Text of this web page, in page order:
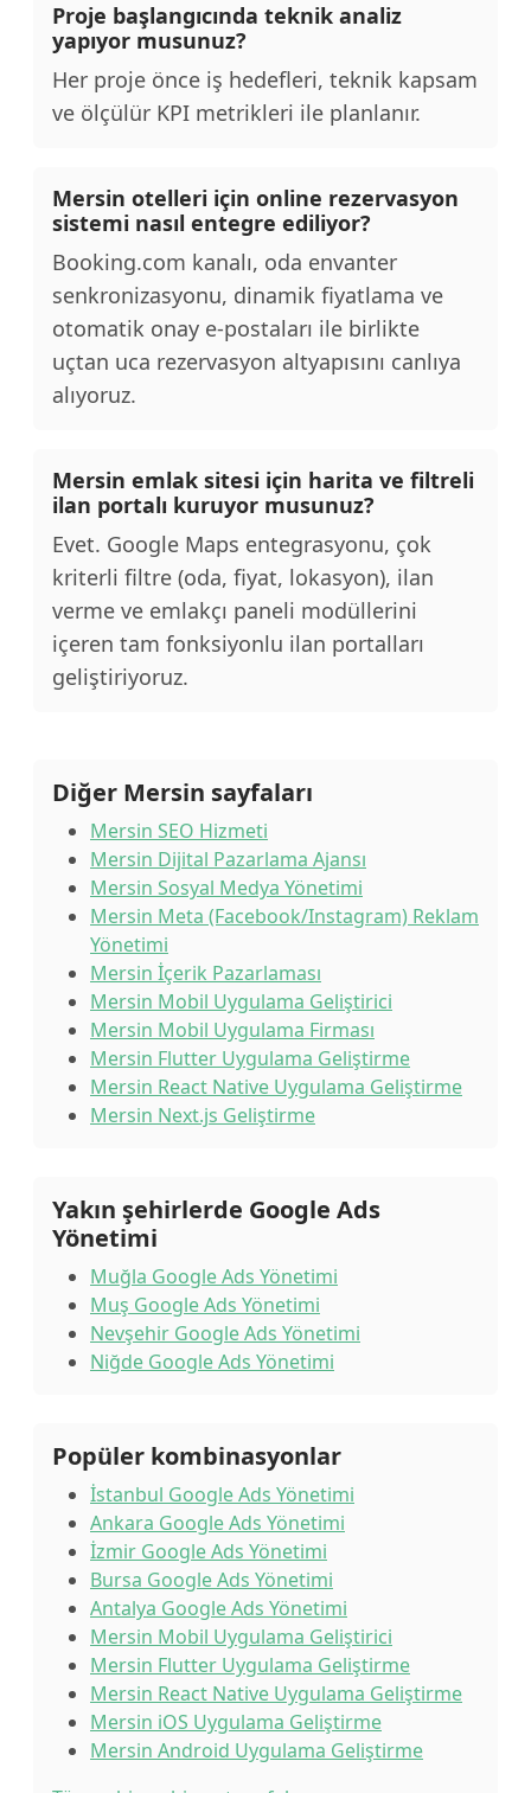
Proje başlangıcında teknik analiz
yapıyor musunuz?
Her proje önce iş hedefleri, teknik kapsam
ve ölçülür KPI metrikleri ile planlanır.
Mersin otelleri için online rezervasyon
sistemi nasıl entegre ediliyor?
Booking.com kanalı, oda envanter
senkronizasyonu, dinamik fiyatlama ve
otomatik onay e-postaları ile birlikte
uçtan uca rezervasyon altyapısını canlıya
alıyoruz.
Mersin emlak sitesi için harita ve filtreli
ilan portalı kuruyor musunuz?
Evet. Google Maps entegrasyonu, çok
kriterli filtre (oda, fiyat, lokasyon), ilan
verme ve emlakçı paneli modüllerini
içeren tam fonksiyonlu ilan portalları
geliştiriyoruz.
Diğer Mersin sayfaları
Mersin SEO Hizmeti
Mersin Dijital Pazarlama Ajansı
Mersin Sosyal Medya Yönetimi
Mersin Meta (Facebook/Instagram) Reklam
Yönetimi
Mersin İçerik Pazarlaması
Mersin Mobil Uygulama Geliştirici
Mersin Mobil Uygulama Firması
Mersin Flutter Uygulama Geliştirme
Mersin React Native Uygulama Geliştirme
Mersin Next.js Geliştirme
Yakın şehirlerde Google Ads
Yönetimi
Muğla Google Ads Yönetimi
Muş Google Ads Yönetimi
Nevşehir Google Ads Yönetimi
Niğde Google Ads Yönetimi
Popüler kombinasyonlar
İstanbul Google Ads Yönetimi
Ankara Google Ads Yönetimi
İzmir Google Ads Yönetimi
Bursa Google Ads Yönetimi
Antalya Google Ads Yönetimi
Mersin Mobil Uygulama Geliştirici
Mersin Flutter Uygulama Geliştirme
Mersin React Native Uygulama Geliştirme
Mersin iOS Uygulama Geliştirme
Mersin Android Uygulama Geliştirme